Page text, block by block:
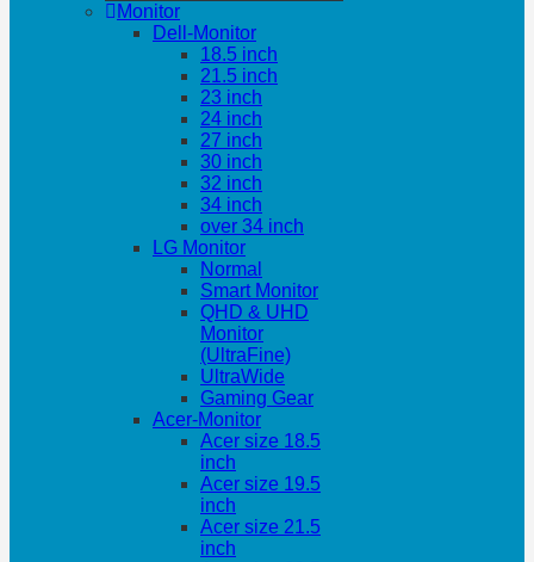
Monitor
Dell-Monitor
18.5 inch
21.5 inch
23 inch
24 inch
27 inch
30 inch
32 inch
34 inch
over 34 inch
LG Monitor
Normal
Smart Monitor
QHD & UHD
Monitor
(UltraFine)
UltraWide
Gaming Gear
Acer-Monitor
Acer size 18.5
inch
Acer size 19.5
inch
Acer size 21.5
inch